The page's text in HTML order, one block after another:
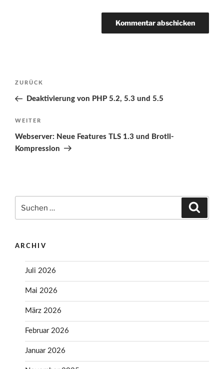
Beitragsnavigation
Vorheriger
Beitrag
ZURÜCK
Deaktivierung von PHP 5.2, 5.3 und 5.5
Nächster
Beitrag
WEITER
Webserver: Neue Features TLS 1.3 und Brotli-
Kompression
nach:
ARCHIV
Juli 2026
Mai 2026
März 2026
Februar 2026
Januar 2026